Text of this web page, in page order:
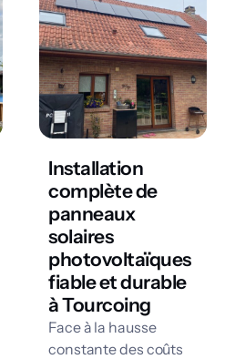
Installation
complète de
panneaux
solaires
photovoltaïques
fiable et durable
à Tourcoing
Face à la hausse
constante des coûts